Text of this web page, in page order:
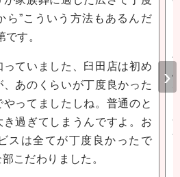
ら”こういう方法もあるんだ
です。
ていました、臼田店は初め
あのくらいが丁度良かった
ってましたしね。普通のと
き過ぎてしまうんですよ。お
スは全てが丁度良かったで
こだわりました。
›